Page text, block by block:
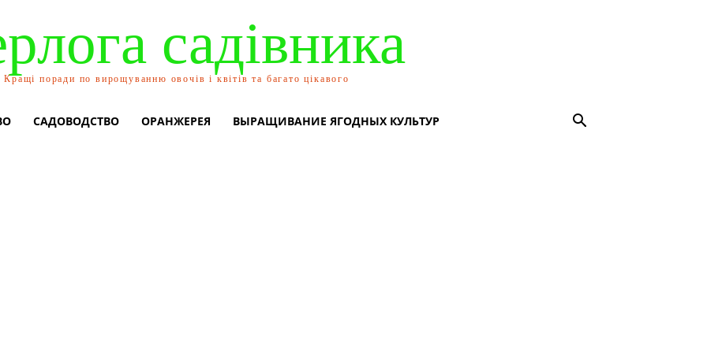
садівника
Кращі поради по вирощуванню овочів і квітів та багато цікавого
САДОВОДСТВО ОРАНЖЕРЕЯ ВЫРАЩИВАНИЕ ЯГОДНЫХ КУЛЬТУР